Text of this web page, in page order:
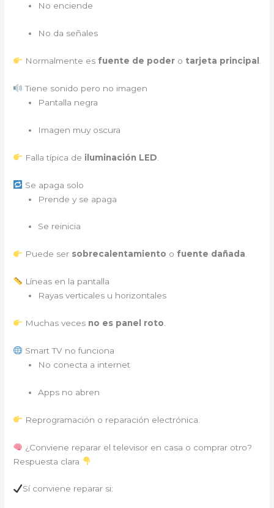
No enciende
No da señales
Normalmente es fuente de podero tarjeta principal
Tiene sonido pero no imagen
Pantalla negra
Imagen muy oscura
Falla típica de iluminación LED
Se apaga solo
Prende y se apaga
Se reinicia
Puede ser sobrecalentamiento o fuente dañada.
Líneas en la pantalla
Rayas verticales u horizontales
Muchas veces no es panel roto
Smart TV no funciona
No conecta a internet
Apps no abren
Reprogramación o reparación electrónica.
¿Conviene reparar el televisor en casa o comprar otro?
Respuesta clara
Sí conviene reparar si: